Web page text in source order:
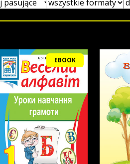
EBOOK